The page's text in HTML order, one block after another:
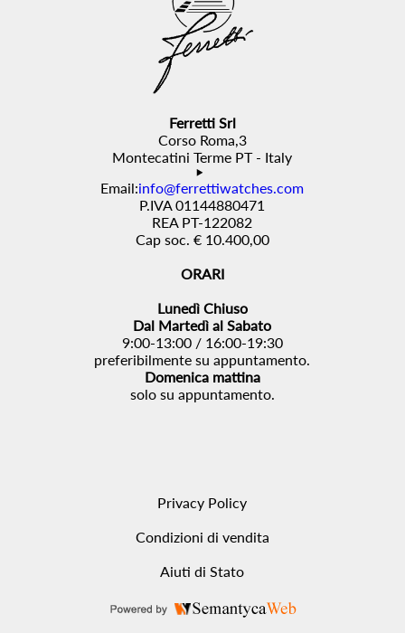
Ferretti Srl
Corso Roma,3
Montecatini Terme PT - Italy
Email:info@ferrettiwatches.com
P.IVA 01144880471
REA PT-122082
Cap soc. € 10.400,00
ORARI
Lunedì Chiuso
Dal Martedì al Sabato
9:00-13:00 / 16:00-19:30
preferibilmente su appuntamento.
Domenica mattina
solo su appuntamento.
Privacy Policy
Condizioni di vendita
Aiuti di Stato